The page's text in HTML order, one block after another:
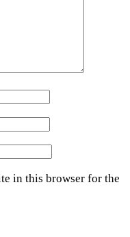
in this browser for the